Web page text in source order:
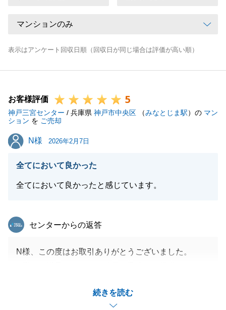
表示はアンケート回収日順（回収日が同じ場合は評価が高い順）
お客様評価 5
神戸三宮センター / 兵庫県 神戸市中央区 （みなとじま駅）の マン
ション を ご売却
N様
N様 2026年2月7日
全てにおいて良かった
全てにおいて良かったと感じています。
続きを読む
東急リバブル
センターからの返答
N様、この度はお取引ありがとうございました。
また不動産に関すること以外でもお気軽にご連絡下さ